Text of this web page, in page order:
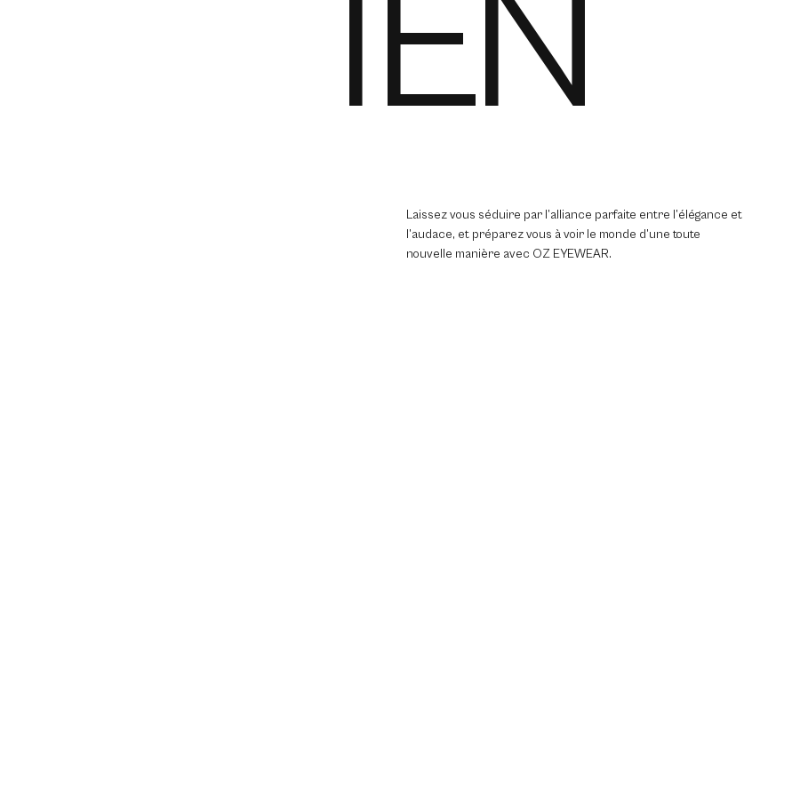
IEN
Laissez vous séduire par l’alliance parfaite entre l’élégance et
l’audace, et préparez vous à voir le monde d’une toute
nouvelle manière avec OZ EYEWEAR.